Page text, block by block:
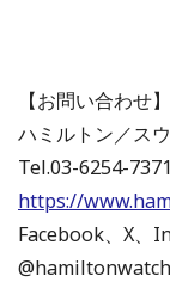
【お問い合わせ】
ハミルトン／ス
Tel.03-6254-
https://
Facebook、X、
@hamiltonwatch